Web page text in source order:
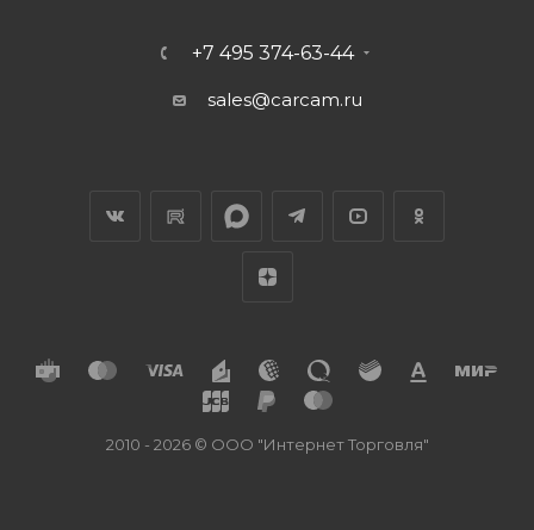
+7 495 374-63-44
sales@carcam.ru
2010 - 2026 © ООО "Интернет Торговля"